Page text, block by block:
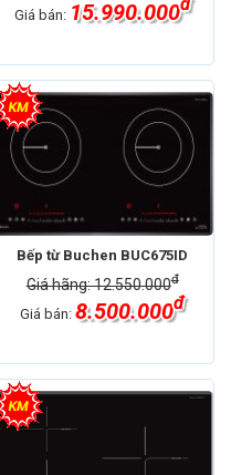
Giá bán: 15.990.000đ
Bếp từ Buchen BUC675ID
Giá hãng: 12.550.000đ
Giá bán:8.500.000đ